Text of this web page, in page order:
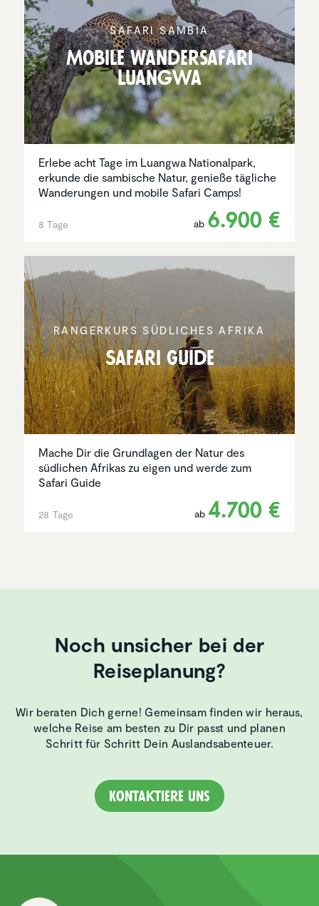
SAFARI SAMBIA
Mobile Wander­sa­fari
Luangwa
Erlebe acht Tage im Luangwa Nationalpark,
erkunde die sambische Natur, genieße tägliche
Wanderungen und mobile Safari Camps!
8 Tage ab 6.900 €
RANGER­KURS SÜDLICHES AFRIKA
Safari Guide
Mache Dir die Grundlagen der Natur des
südlichen Afrikas zu eigen und werde zum
Safari Guide
28 Tage ab 4.700 €
Noch unsicher bei der
Reiseplanung?
Wir beraten Dich gerne! Gemeinsam finden wir heraus,
welche Reise am besten zu Dir passt und planen
Schritt für Schritt Dein Auslandsabenteuer.
Kontaktiere uns